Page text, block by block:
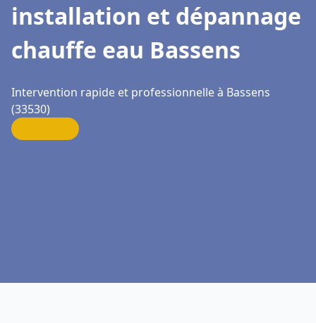
installation et dépannage
chauffe eau Bassens
Intervention rapide et professionnelle à Bassens
(33530)